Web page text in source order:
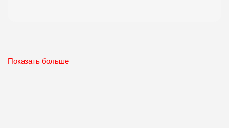
Показать больше